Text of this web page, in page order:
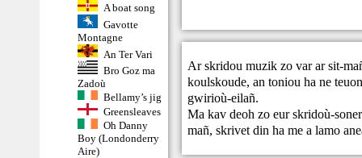
A boat song
Gavotte
Montagne
An Ter Vari
Bro Goz ma
Zadoù
Bellamy’s jig
Greensleaves
Oh Danny
Boy (Londonderry
Aire)
Ar skridou muzik zo var ar sit-
koulskoude, an toniou ha ne
gwirioù-eilañ.
Ma kav deoh zo eur skridoù-
mañ,skrivet din ha me a lamo